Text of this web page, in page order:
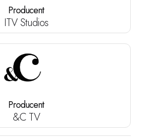
Producent
ITV Studios
Producent
&C TV